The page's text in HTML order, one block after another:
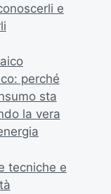
e
perché
sta
la vera
tecniche e